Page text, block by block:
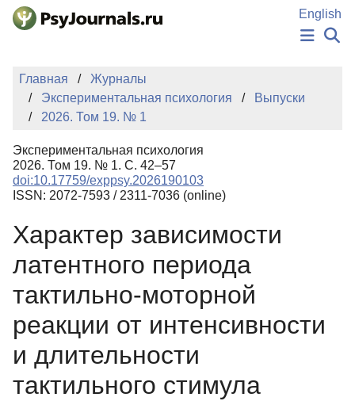
Перейти к основному содержанию
English
НОВОСТИ
КЛЮЧЕВЫЕ СЛОВА
Регистрация
Главная
Журналы
Экспериментальная психология
Выпуски
2026. Том 19. № 1
Экспериментальная психология
2026. Том 19. № 1. С. 42–57
doi:10.17759/exppsy.2026190103
ISSN: 2072-7593 / 2311-7036 (online)
Характер зависимости
латентного периода
тактильно-моторной
реакции от интенсивности
и длительности
тактильного стимула